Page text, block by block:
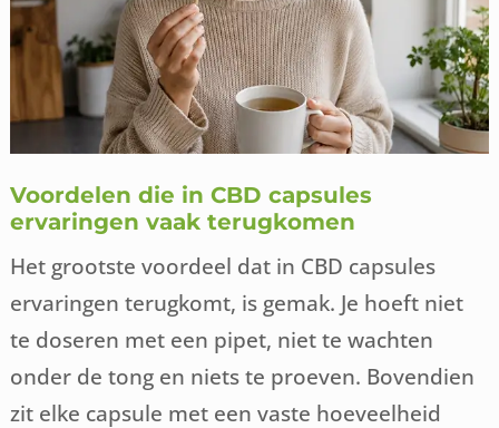
Voordelen die in CBD capsules
ervaringen vaak terugkomen
Het grootste voordeel dat in CBD capsules
ervaringen terugkomt, is gemak. Je hoeft niet
te doseren met een pipet, niet te wachten
onder de tong en niets te proeven. Bovendien
zit elke capsule met een vaste hoeveelheid